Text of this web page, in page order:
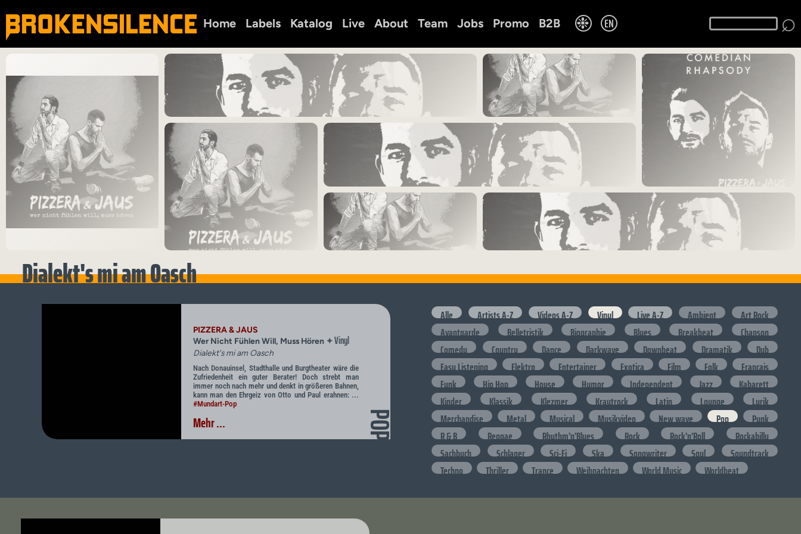
Home Labels Katalog Live About Team Jobs Promo B2B ❉ EN ⌕
Dialekt's mi am Oasch
POP
PIZZERA & JAUS
Wer Nicht Fühlen Will, Muss Hören ✦Vinyl
Dialekt's mi am Oasch
Nach Donauinsel, Stadthalle und Burgtheater wäre die
Zufriedenheit ein guter Berater! Doch strebt man
immer noch nach mehr und denkt in größeren Bahnen,
kann man den Ehrgeiz von Otto und Paul erahnen: ...
#Mundart-Pop
Mehr ...
Alle Artists A-Z Videos A-Z Vinyl Live A-Z Ambient
Art Rock
Avantgarde
Belletristik Biographie Blues Breakbeat
Chanson
Comedy
Country Dance Darkwave Downbeat Dramatik
Dub
Easy Listening
Elektro Entertainer Exotica Film Folk
Francais
Funk
Hip Hop House Humor Independent Jazz
Kabarett
Kinder
Klassik Klezmer Krautrock Latin Lounge
Lyrik
Merchandise
Metal Musical Musikvideo New wave Pop
Punk
R & B
Reggae Rhythm'n'Blues Rock Rock'n'Roll
Rockabilly
Sachbuch
Schlager Sci-Fi Ska Songwriter Soul
Soundtrack
Techno
Thriller Trance Weihnachten World Music Worldbeat